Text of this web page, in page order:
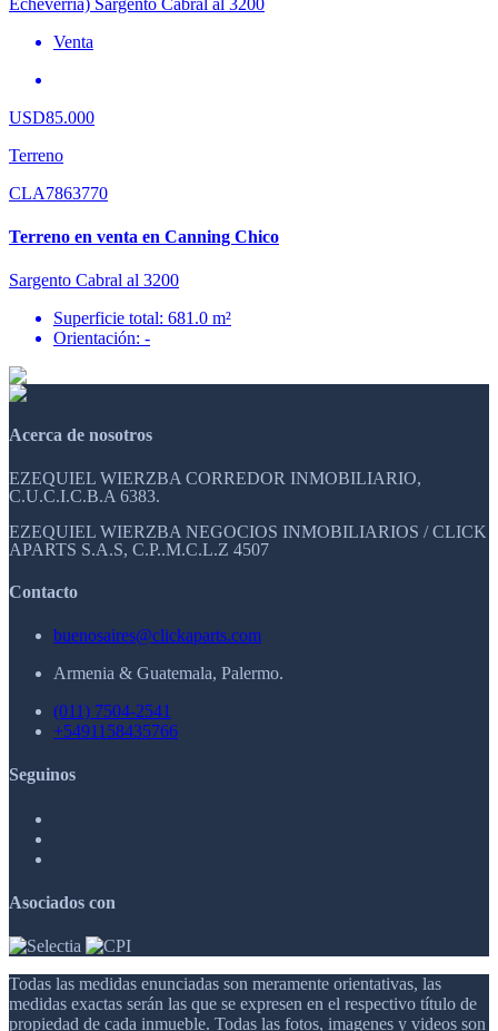
Venta
USD85.000
Terreno
CLA7863770
Terreno en venta en Canning Chico
Sargento Cabral al 3200
Superficie total: 681.0 m²
Orientación: -
Acerca de nosotros
EZEQUIEL WIERZBA CORREDOR INMOBILIARIO,
C.U.C.I.C.B.A 6383.
EZEQUIEL WIERZBA NEGOCIOS INMOBILIARIOS / CLICK
APARTS S.A.S, C.P..M.C.L.Z 4507
Contacto
buenosaires@clickaparts.com
Armenia & Guatemala, Palermo.
(011) 7504-2541
+5491158435766
Seguinos
Asociados con
Todas las medidas enunciadas son meramente orientativas, las
medidas exactas serán las que se expresen en el respectivo título de
propiedad de cada inmueble. Todas las fotos, imagenes y videos son